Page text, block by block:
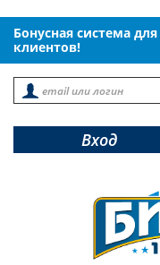
Бонусная система
клиентов!
Вход